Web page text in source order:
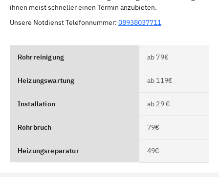
ihnen meist schneller einen Termin anzubieten.
Unsere Notdienst Telefonnummer: 08938037711
Rohrreinigung ab 79€
Heizungswartung ab 119€
Installation ab 29 €
Rohrbruch 79€
Heizungsreparatur 49€